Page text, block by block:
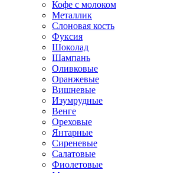
Кофе с молоком
Металлик
Слоновая кость
Фуксия
Шоколад
Шампань
Оливковые
Оранжевые
Вишневые
Изумрудные
Венге
Ореховые
Янтарные
Сиреневые
Салатовые
Фиолетовые